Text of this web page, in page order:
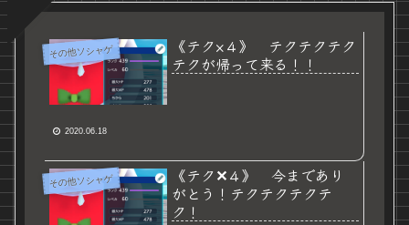
その他ソシャゲ
《テク×４》 テクテクテク
テクが帰って来る！！
2020.06.18
その他ソシャゲ
《テク✕４》 今まであり
がとう！テクテクテクテ
ク！